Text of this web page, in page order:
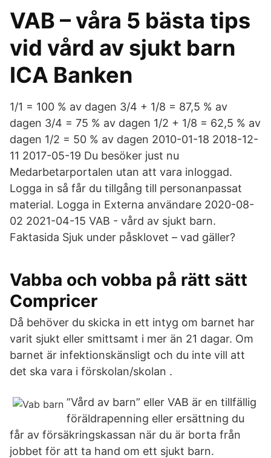
VAB – våra 5 bästa tips
vid vård av sjukt barn
ICA Banken
1/1 = 100 % av dagen 3/4 + 1/8 = 87,5 % av
dagen 3/4 = 75 % av dagen 1/2 + 1/8 = 62,5 % av
dagen 1/2 = 50 % av dagen 2010-01-18 2018-12-
11 2017-05-19 Du besöker just nu
Medarbetarportalen utan att vara inloggad.
Logga in så får du tillgång till personanpassat
material. Logga in Externa användare 2020-08-
02 2021-04-15 VAB - vård av sjukt barn.
Faktasida Sjuk under påsklovet – vad gäller?
Vabba och vobba på rätt sätt
Compricer
Då behöver du skicka in ett intyg om barnet har
varit sjukt eller smittsamt i mer än 21 dagar. Om
barnet är infektionskänsligt och du inte vill att
det ska vara i förskolan/skolan .
”Vård av barn” eller VAB är en tillfällig
föräldrapenning eller ersättning du
får av försäkringskassan när du är borta från
jobbet för att ta hand om ett sjukt barn.